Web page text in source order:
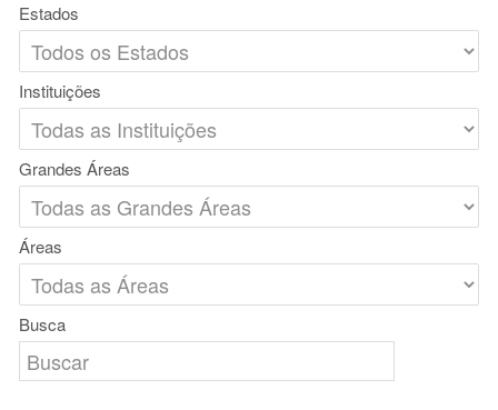
Estados
Instituições
Grandes Áreas
Áreas
Busca